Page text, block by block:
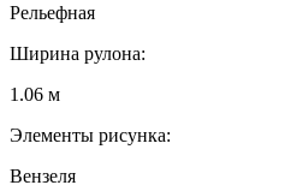
Рельефная
Ширина рулона:
1.06 м
Элементы рисунка:
Вензеля